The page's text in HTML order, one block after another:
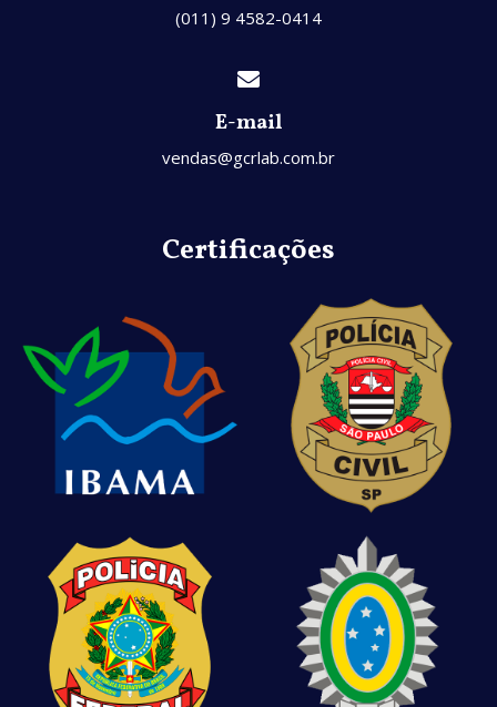
(011) 9 4582-0414
E-mail
vendas@gcrlab.com.br
Certificações